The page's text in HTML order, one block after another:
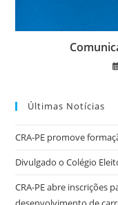
Últimas Notícias
CRA-PE promove
Divulgado o Colégio
CRA-PE abre inscrições